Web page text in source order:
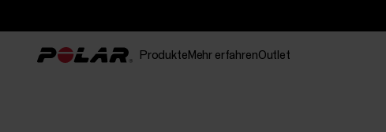
Produkte Mehr erfahrenOutlet